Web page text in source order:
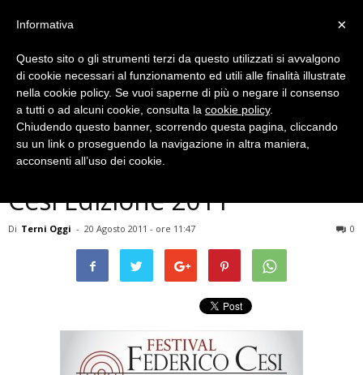
Eventi Archiviati
MUSICA – Festival Federico
Cesi Edizione 2011
Di Terni Oggi - 20 Agosto 2011 - ore 11:47 0
×
Informativa
Questo sito o gli strumenti terzi da questo utilizzati si avvalgono
di cookie necessari al funzionamento ed utili alle finalità illustrate
nella cookie policy. Se vuoi saperne di più o negare il consenso
a tutti o ad alcuni cookie, consulta la cookie policy.
Chiudendo questo banner, scorrendo questa pagina, cliccando
su un link o proseguendo la navigazione in altra maniera,
acconsenti all’uso dei cookie.